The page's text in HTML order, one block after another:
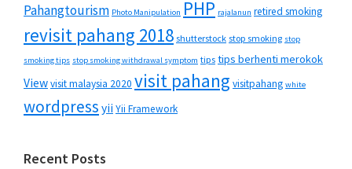
Pahangtourism Photo Manipulation PHP rajalanun retired smoking
revisit pahang 2018 shutterstock stop smoking stop
smoking tips stop smoking withdrawal symptom tips tips berhenti merokok
Viewvisit malaysia 2020 visit pahang visitpahang white
wordpress yii Yii Framework
Recent Posts